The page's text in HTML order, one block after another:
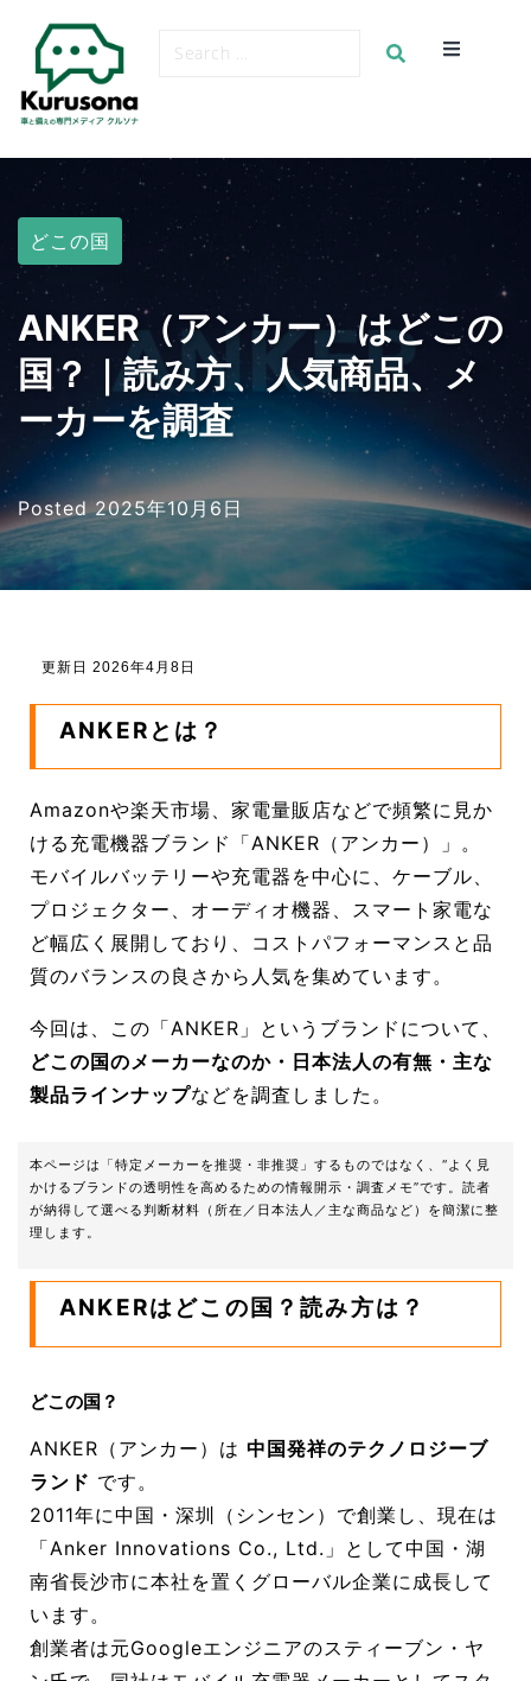
どこの国
ANKER（アンカー）はどこの
国？｜読み方、人気商品、メ
ーカーを調査
Posted2025年10月6日
更新日 2026年4月8日
ANKERとは？
Amazonや楽天市場、家電量販店などで頻繁に見か
ける充電機器ブランド「ANKER（アンカー）」。
モバイルバッテリーや充電器を中心に、ケーブル、
プロジェクター、オーディオ機器、スマート家電な
ど幅広く展開しており、コストパフォーマンスと品
質のバランスの良さから人気を集めています。
今回は、この「ANKER」というブランドについて、
どこの国のメーカーなのか・日本法人の有無・主な
製品ラインナップなどを調査しました。
本ページは「特定メーカーを推奨・非推奨」するものではなく、“よく見
かけるブランドの透明性を高めるための情報開示・調査メモ”です。読者
が納得して選べる判断材料（所在／日本法人／主な商品など）を簡潔に整
理します。
ANKERはどこの国？読み方は？
どこの国？
ANKER（アンカー）は 中国発祥のテクノロジーブ
ランド です。
2011年に中国・深圳（シンセン）で創業し、現在は
「Anker Innovations Co., Ltd.」として中国・湖
南省長沙市に本社を置くグローバル企業に成長して
います。
創業者は元Googleエンジニアのスティーブン・ヤ